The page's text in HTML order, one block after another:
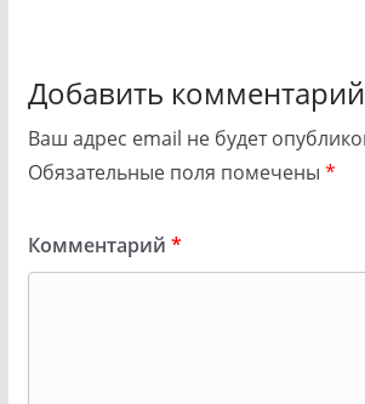
Добавить комментарий
Ваш адрес email не будет
Обязательные поля помечены *
Комментарий *